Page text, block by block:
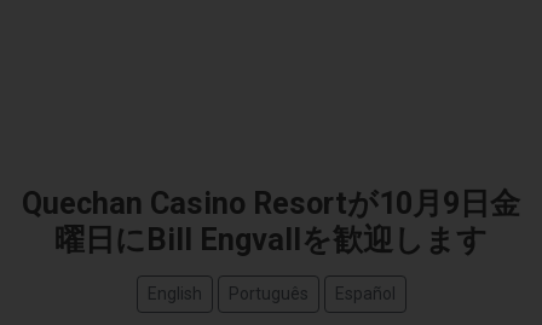
Quechan Casino Resortが10月9日金
曜日にBill Engvallを歓迎します
English Português Español